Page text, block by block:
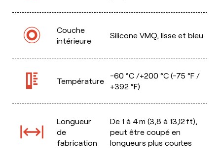
Couche
intérieure
Silicone VMQ, lisse et bleu
Température
-60 °C /+200 °C (-75 °F /
+392 °F)
Longueur
de
fabrication
De 1 à 4 m (3,8 à 13,12 ft),
peut être coupé en
longueurs plus courtes